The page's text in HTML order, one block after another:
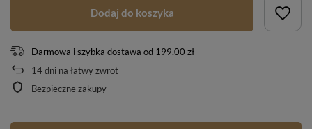
Dodaj do koszyka
Darmowa i szybka dostawa od 199,00 zł
14dni na łatwy zwrot
Bezpieczne zakupy